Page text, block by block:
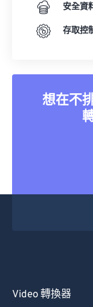
安全資
存取控
想在不
Video 轉換器